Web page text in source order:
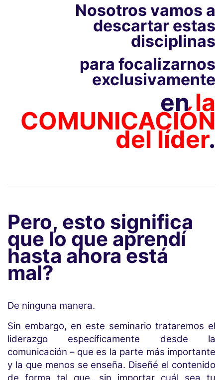
Nosotros vamos a
descartar estas
disciplinas
para focalizarnos
exclusivamente
enla
COMUNICACIÓN
del líder.
Pero, esto significa
que lo que aprendí
hasta ahora está
mal?
De ninguna manera.
Sin embargo, en este seminario trataremos el
liderazgo específicamente desde la
comunicación – que es la parte más importante
y la que menos se enseña. Diseñé el contenido